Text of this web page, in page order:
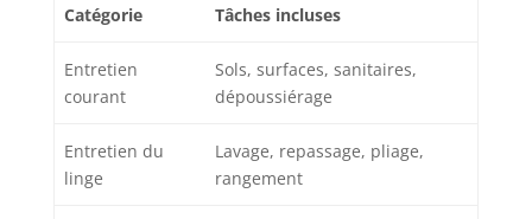
Catégorie Tâches incluses
Entretien
courant
Sols, surfaces, sanitaires,
dépoussiérage
Entretien du
linge
Lavage, repassage, pliage,
rangement